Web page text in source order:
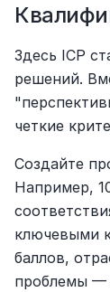
Здесь ICP
решений.
четкие
Создайте
Например,
ключевыми
баллов,
проблемы —